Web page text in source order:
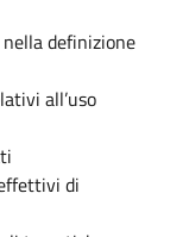
definizione
all’uso
di